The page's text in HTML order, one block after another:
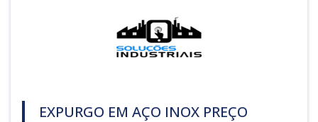
EXPURGO EM AÇO INOX PREÇO